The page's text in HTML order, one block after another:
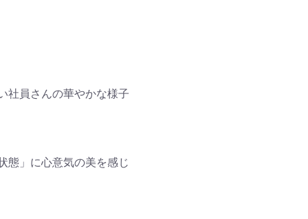
社員さんの華やかな様子
態」に心意気の美を感じ